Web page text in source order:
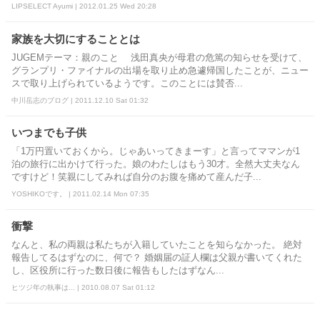
LIPSELECT Ayumi | 2012.01.25 Wed 20:28
家族を大切にすることとは
JUGEMテーマ：親のこと 浅田真央が母君の危篤の知らせを受けて、
グランプリ・ファイナルの出場を取り止め急遽帰国したことが、ニュー
スで取り上げられているようです。このことには賛否...
中川岳志のブログ | 2011.12.10 Sat 01:32
いつまでも子供
「1万円置いておくから。じゃあいってきまーす」と言ってママンが1
泊の旅行に出かけて行った。娘のわたしはもう30才。全然大丈夫なん
ですけど！笑親にしてみれば自分のお腹を痛めて産んだ子...
YOSHIKOです。 | 2011.02.14 Mon 07:35
衝撃
なんと、私の両親は私たちが入籍していたことを知らなかった。 絶対
報告してるはずなのに、何で？ 婚姻届の証人欄は父親が書いてくれた
し、区役所に行った数日後に報告もしたはずなん...
ヒツジ年の執事は... | 2010.08.07 Sat 01:12